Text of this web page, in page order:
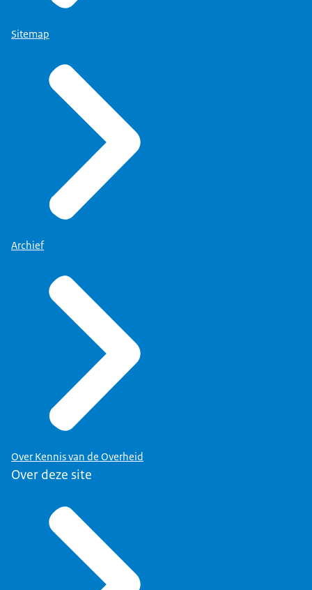
Sitemap
Archief
Over Kennis van de Overheid
Over deze site